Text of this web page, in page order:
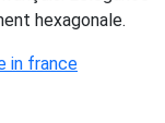
hexagonale.
in france